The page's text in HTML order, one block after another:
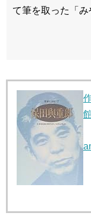
て筆を取った「み